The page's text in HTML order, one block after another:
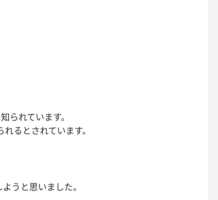
られています。
るとされています。
うと思いました。